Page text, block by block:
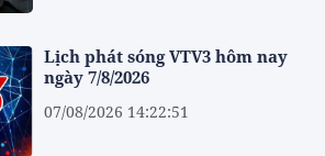
Lịch phát sóng VTV3 hôm nay
ngày 7/8/2026
07/08/2026 14:22:51